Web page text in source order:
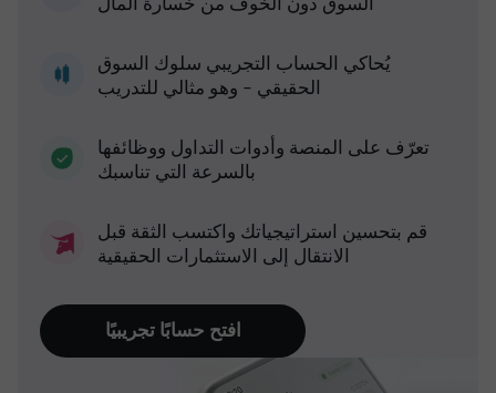
السوق دون الخوف من خسارة المال
يُحاكي الحساب التجريبي سلوك السوق
الحقيقي - وهو مثالي للتدريب
تعرّف على المنصة وأدوات التداول ووظائفها
بالسرعة التي تناسبك
قم بتحسين استراتيجياتك واكتسب الثقة قبل
الانتقال إلى الاستثمارات الحقيقية
افتح حسابًا تجريبيًا